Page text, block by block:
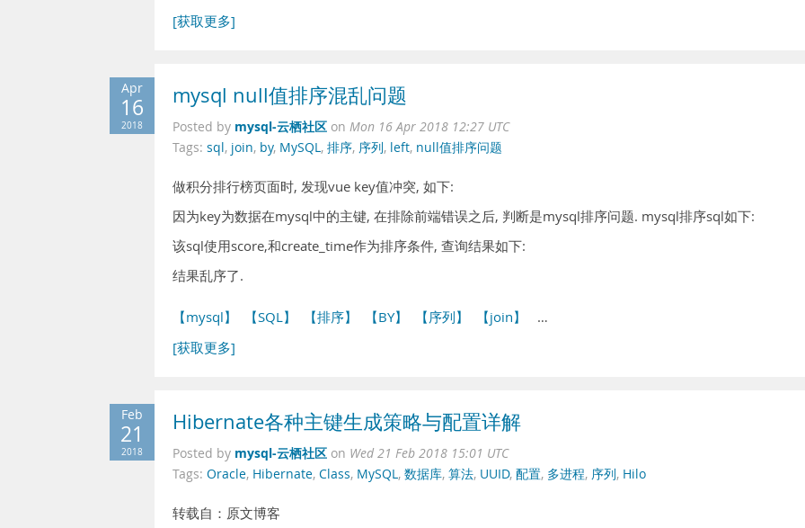
[获取更多]
Apr
16
2018
mysql null值排序混乱问题
Posted by mysql-云栖社区 on Mon 16 Apr 2018 12:27 UTC
Tags: sql, join, by, MySQL, 排序, 序列, left, null值排序问题
做积分排行榜页面时, 发现vue key值冲突, 如下:
因为key为数据在mysql中的主键, 在排除前端错误之后, 判断是mysql排序问题. mysql排序sql如下:
该sql使用score,和create_time作为排序条件, 查询结果如下:
结果乱序了.
【mysql】 【SQL】 【排序】 【BY】 【序列】 【join】
…
[获取更多]
Feb
21
2018
Hibernate各种主键生成策略与配置详解
Posted by mysql-云栖社区 on Wed 21 Feb 2018 15:01 UTC
Tags: Oracle, Hibernate, Class, MySQL, 数据库, 算法, UUID, 配置, 多进程, 序列, Hilo
转载自：原文博客